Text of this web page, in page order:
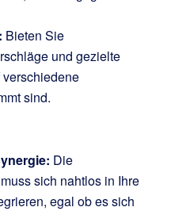
Bieten Sie
und gezielte
sind.
Die
sich nahtlos in Ihre
egal ob es sich